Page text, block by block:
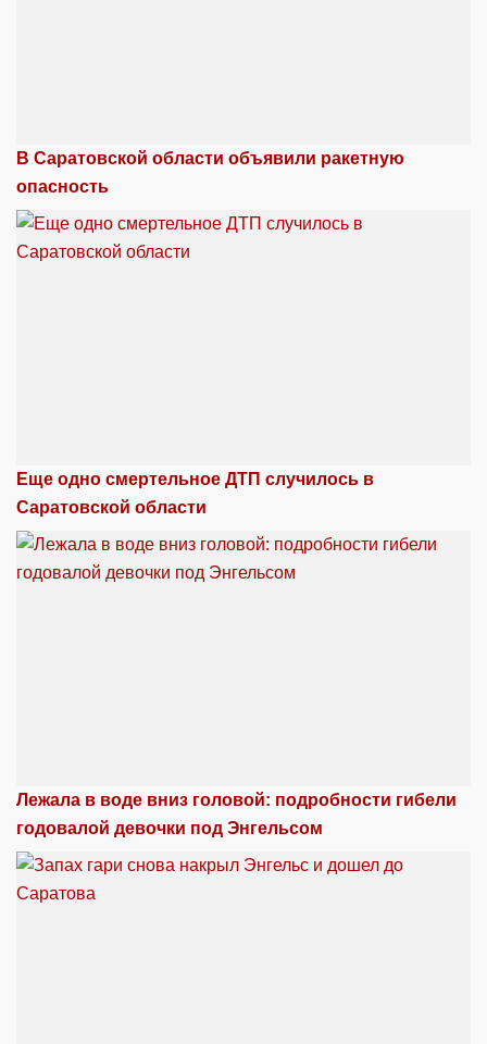
В Саратовской области объявили ракетную
опасность
Еще одно смертельное ДТП случилось в
Саратовской области
Лежала в воде вниз головой: подробности гибели
годовалой девочки под Энгельсом